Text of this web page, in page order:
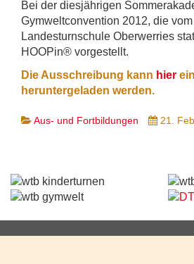
Bei der diesjährigen
Gymweltconvention 2012, die
Landesturnschule Oberwerries
HOOPin® vorgestellt.
Die Ausschreibung kann hier
heruntergeladen werden.
Aus- und Fortbildungen 21.